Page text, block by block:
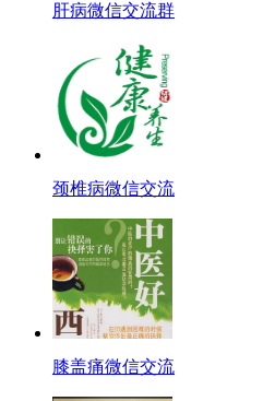
肝病微信交流群
颈椎病微信交流
膝盖痛微信交流